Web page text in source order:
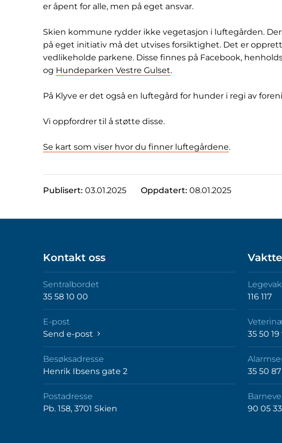
er åpent for alle, men på eget ansvar.
Skien kommune rydder ikke vegetasjon i luftegården.
på eget initiativ må det utvises forsiktighet. Det er
vedlikeholde parkene. Disse finnes på Facebook,
og Hundeparken Vestre Gulset.
På Klyve er det også en luftegård for hunder i regi av
Vi oppfordrer til å støtte disse.
Se kart som viser hvor du finner luftegårdene.
Publisert: 03.01.2025 Oppdatert: 08.01.2025
Kontakt oss
Sentralbordet
35 58 10 00
E-post
Send e-post
Besøksadresse
Henrik Ibsens gate 2
Postadresse
Pb. 158, 3701 Skien
116 117
35 50 19
35 50
90 05